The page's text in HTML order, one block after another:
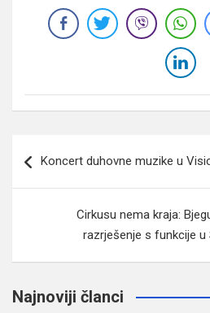
članaka
Koncert duhovne muzike u
Cirkusu nema kraja:
razrješenje s funkcije u
Najnoviji članci